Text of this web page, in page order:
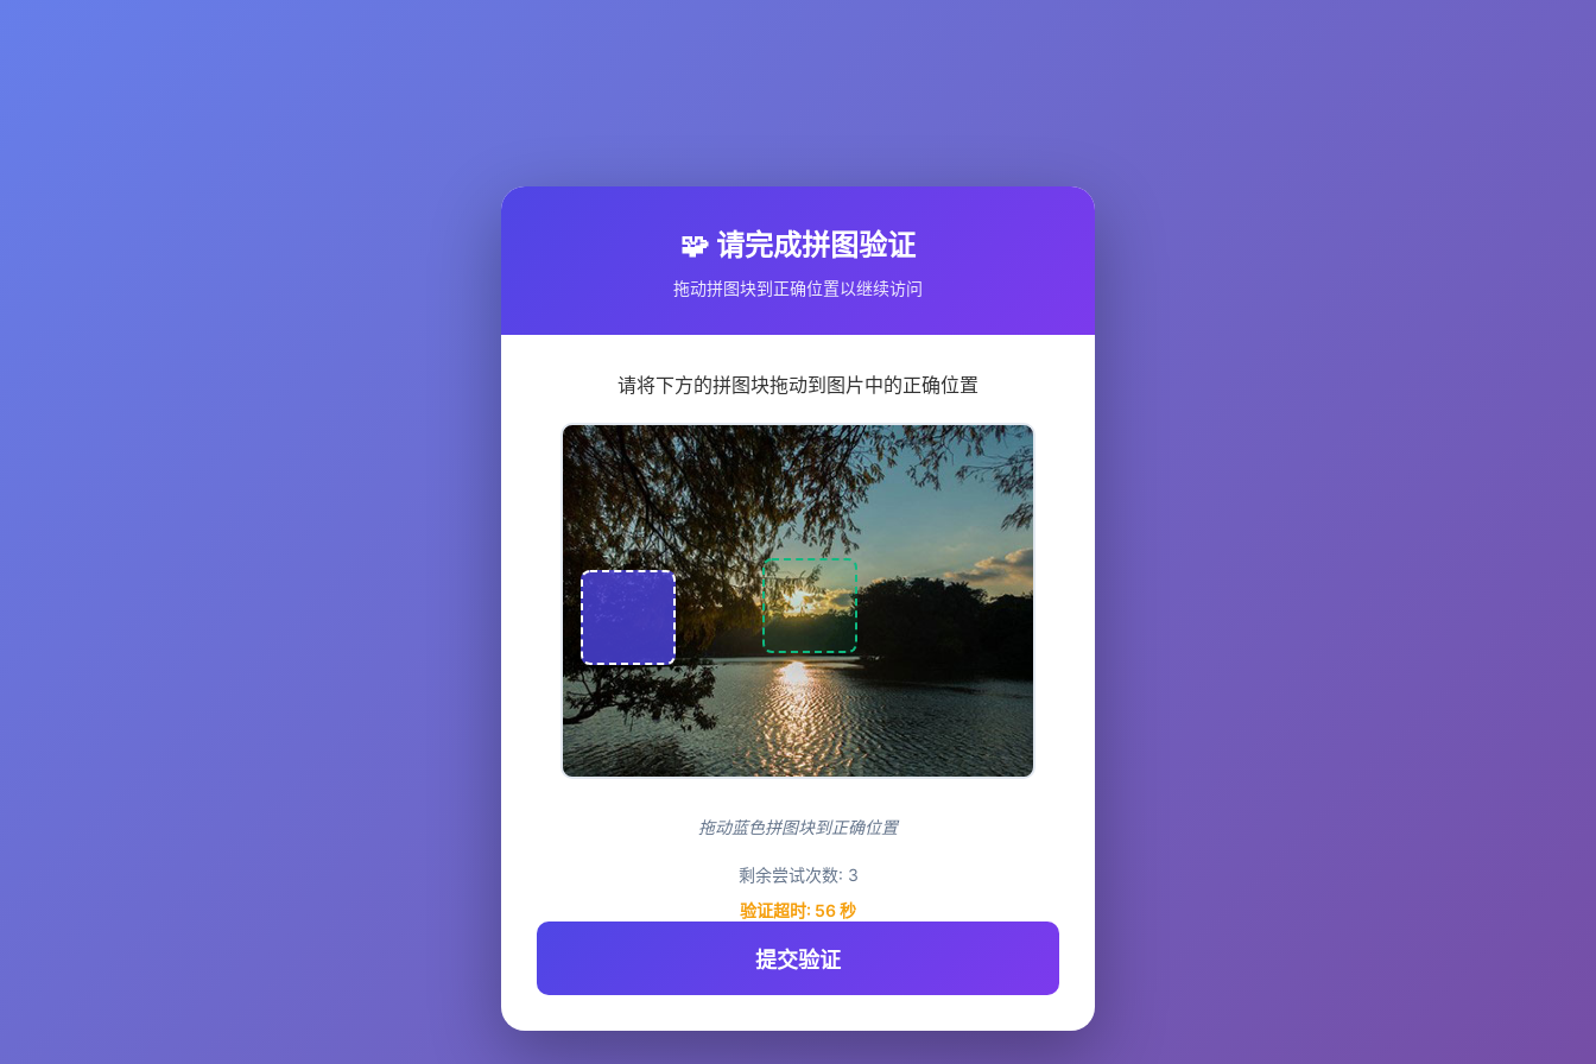
🧩 请完成拼图验证
拖动拼图块到正确位置以继续访问
请将下方的拼图块拖动到图片中的正确位置
拖动蓝色拼图块到正确位置
剩余尝试次数: 3
验证超时: 55秒
提交验证